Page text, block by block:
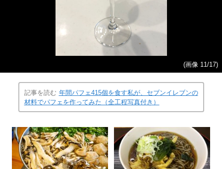
(画像 11/17)
記事を読む 年間パフェ415個を食す私が、セブンイレブンの
材料でパフェを作ってみた（全工程写真付き）